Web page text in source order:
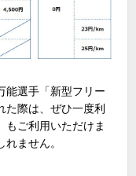
能選手「新型フリー
た際は、ぜひ一度利
もご利用いただけま
ません。